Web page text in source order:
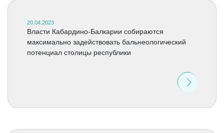
20.04.2023
Власти Кабардино-Балкарии собираются
максимально задействовать бальнеологический
потенциал столицы республики